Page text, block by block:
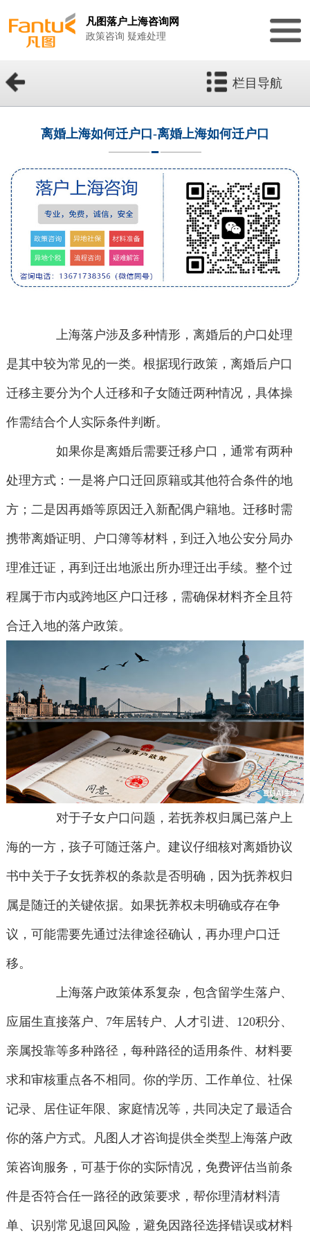
凡图落户上海咨询网
政策咨询 疑难处理
栏目导航
离婚上海如何迁户口-离婚上海如何迁户口
上海落户涉及多种情形，离婚后的户口处理
是其中较为常见的一类。根据现行政策，离婚后户口
迁移主要分为个人迁移和子女随迁两种情况，具体操
作需结合个人实际条件判断。
如果你是离婚后需要迁移户口，通常有两种
处理方式：一是将户口迁回原籍或其他符合条件的地
方；二是因再婚等原因迁入新配偶户籍地。迁移时需
携带离婚证明、户口簿等材料，到迁入地公安分局办
理准迁证，再到迁出地派出所办理迁出手续。整个过
程属于市内或跨地区户口迁移，需确保材料齐全且符
合迁入地的落户政策。
对于子女户口问题，若抚养权归属已落户上
海的一方，孩子可随迁落户。建议仔细核对离婚协议
书中关于子女抚养权的条款是否明确，因为抚养权归
属是随迁的关键依据。如果抚养权未明确或存在争
议，可能需要先通过法律途径确认，再办理户口迁
移。
上海落户政策体系复杂，包含留学生落户、
应届生直接落户、7年居转户、人才引进、120积分、
亲属投靠等多种路径，每种路径的适用条件、材料要
求和审核重点各不相同。你的学历、工作单位、社保
记录、居住证年限、家庭情况等，共同决定了最适合
你的落户方式。凡图人才咨询提供全类型上海落户政
策咨询服务，可基于你的实际情况，免费评估当前条
件是否符合任一路径的政策要求，帮你理清材料清
单、识别常见退回风险，避免因路径选择错误或材料